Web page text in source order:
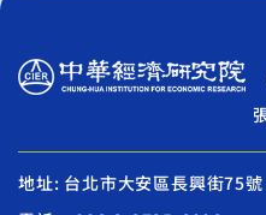
地址: 台北市大安區長興街75號